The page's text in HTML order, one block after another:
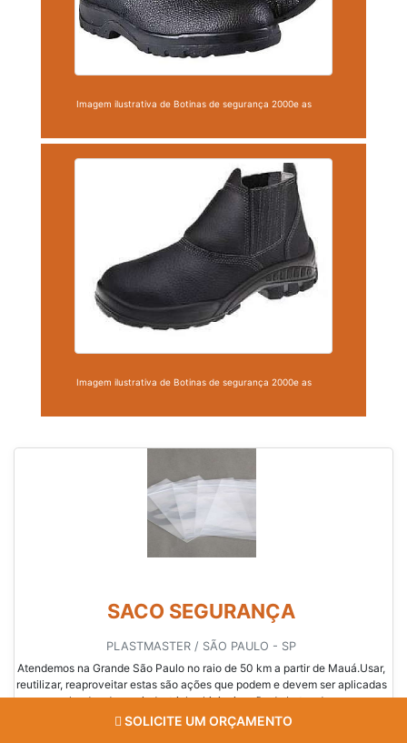
Imagem ilustrativa de Botinas de segurança 2000e as
Imagem ilustrativa de Botinas de segurança 2000e as
SACO SEGURANÇA
PLASTMASTER / SÃO PAULO - SP
Atendemos na Grande São Paulo no raio de 50 km a partir de Mauá.Usar,
reutilizar, reaproveitar estas são ações que podem e devem ser aplicadas
para os calçados de uso industrial, a higienização de botas de segurança
é essencial para a preservação das mesmas.Tipo de higienização
SOLICITE UM ORÇAMENTO